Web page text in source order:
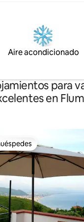
Aire acondicionado
para
en